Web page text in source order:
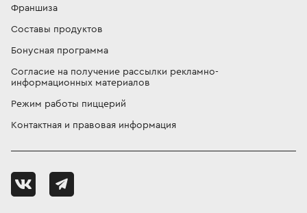
Франшиза
Составы продуктов
Бонусная программа
Согласие на получение рассылки рекламно-
информационных материалов
Режим работы пиццерий
Контактная и правовая информация